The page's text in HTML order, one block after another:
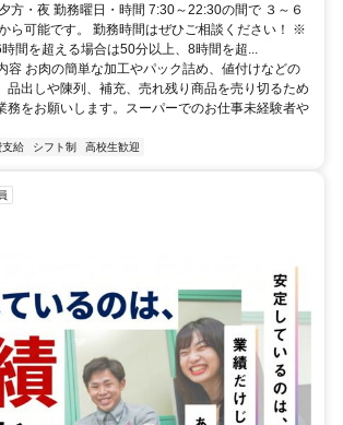
方・夜 勤務曜日・時間 7:30～22:30の間で ３～６
ら可能です。 勤務時間はぜひご相談ください！ ※
間を超える場合は50分以上、8時間を超...
容 お肉の簡単な加工やパック詰め、値付けなどの
品出しや陳列、補充、売れ残り商品を売り切るため
務をお願いします。スーパーでのお仕事未経験者や
支給 シフト制 高校生歓迎